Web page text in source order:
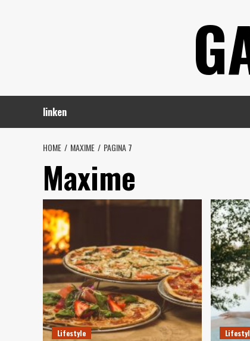
linken
HOME MAXIME PAGINA 7
Maxime
Lifestyle